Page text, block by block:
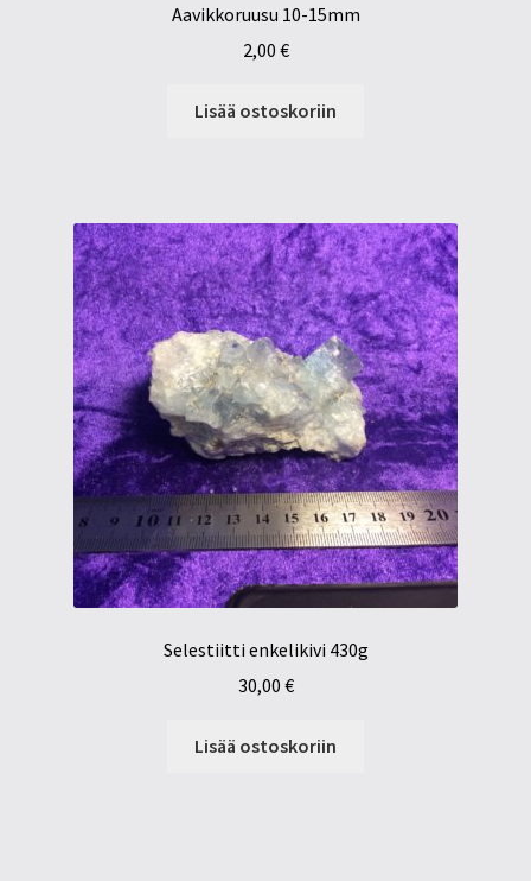
Aavikkoruusu 10-15mm
2,00 €
Lisää ostoskoriin
Selestiitti enkelikivi 430g
30,00 €
Lisää ostoskoriin